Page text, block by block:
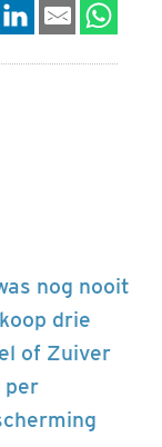
nog nooit
drie
of Zuiver
per